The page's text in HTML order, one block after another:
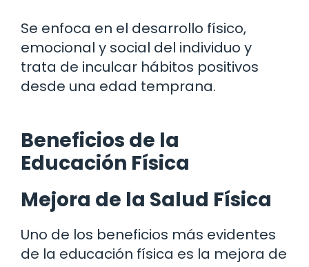
Se enfoca en el desarrollo físico,
emocional y social del individuo y
trata de inculcar hábitos positivos
desde una edad temprana.
Beneficios de la
Educación Física
Mejora de la Salud Física
Uno de los beneficios más evidentes
de la educación física es la mejora de